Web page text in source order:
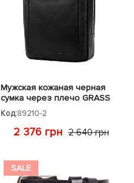
Мужская кожаная черная
сумка через плечо GRASS
Код:89210-2
2 376 грн 2 640 грн
SALE